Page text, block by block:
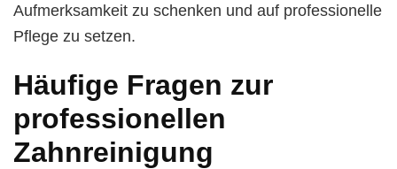
Aufmerksamkeit zu schenken und auf professionelle
Pflege zu setzen.
Häufige Fragen zur
professionellen
Zahnreinigung